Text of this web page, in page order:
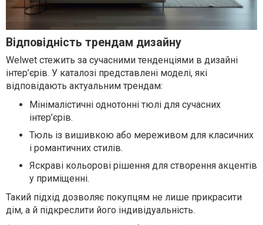
Відповідність трендам дизайну
Welwet стежить за сучасними тенденціями в дизайні
інтер’єрів. У каталозі представлені моделі, які
відповідають актуальним трендам:
Мінімалістичні однотонні тюлі для сучасних
інтер’єрів.
Тюль із вишивкою або мереживом для класичних
і романтичних стилів.
Яскраві кольорові рішення для створення акцентів
у приміщенні.
Такий підхід дозволяє покупцям не лише прикрасити
дім, а й підкреслити його індивідуальність.